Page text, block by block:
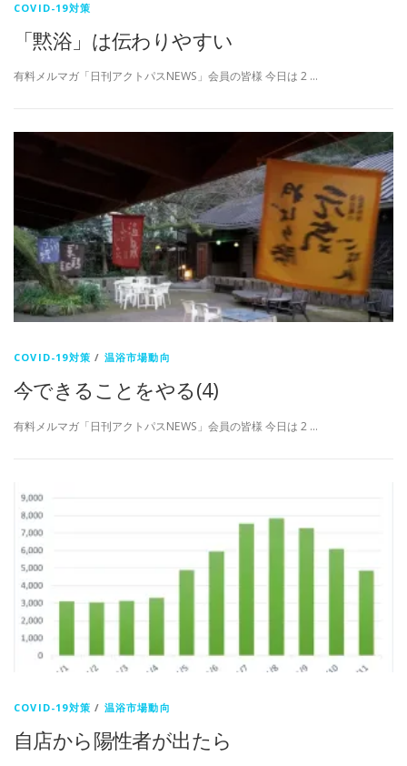
COVID-19対策
「黙浴」は伝わりやすい
有料メルマガ「日刊アクトパスNEWS」会員の皆様 今日は 2 …
COVID-19対策 / 温浴市場動向
今できることをやる(4)
有料メルマガ「日刊アクトパスNEWS」会員の皆様 今日は 2 …
COVID-19対策 / 温浴市場動向
自店から陽性者が出たら